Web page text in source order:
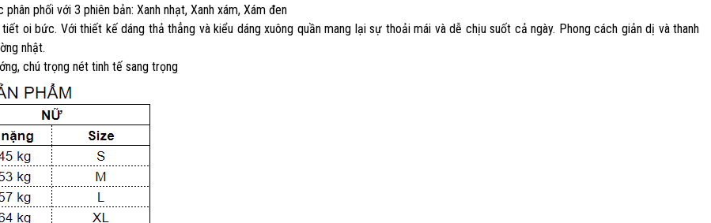
phối với 3 phiên bản: Xanh nhạt, Xanh xám, Xám đen
oi bức. Với thiết kế dáng thả thẳng và kiểu dáng xuông quần mang lại sự thoải mái và dễ chịu suốt cả ngày. Phong cách giản dị và thanh
nhật.
chú trọng nét tinh tế sang trọng